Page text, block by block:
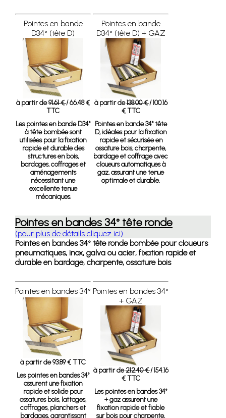
Pointes en bande
D34° (tête D)
à partir de91.61 €/ 66.48 €
TTC
Les pointes en bande D34°
à tête bombée sont
utilisées pour la fixation
rapide et durable des
structures en bois,
bardages, coffrages et
aménagements
nécessitant une
excellente tenue
mécaniques.
Pointes en bande
D34° (tête D) + GAZ
à partir de138.00 €/ 100.16
€ TTC
Pointes en bande 34° tête
D, idéales pour la fixation
rapide et sécurisée en
ossature bois, charpente,
bardage et coffrage avec
cloueurs automatiques à
gaz, assurant une tenue
optimale et durable.
Pointes en bandes 34° tête ronde
(pour plus de détails cliquez ici)
Pointes en bandes 34° tête ronde bombée pour cloueurs
pneumatiques, inox, galva ou acier, fixation rapide et
durable en bardage, charpente, ossature bois
Pointes en bandes 34°
à partir de 93.89 € TTC
Les pointes en bandes 34°
assurent une fixation
rapide et solide pour
ossatures bois, lattages,
coffrages, planchers et
bardages, garantissant
Pointes en bandes 34°
+ GAZ
à partir de212.40 €/ 154.16
€ TTC
Les pointes en bandes 34°
+ gaz assurent une
fixation rapide et fiable
sur bois pour charpente,